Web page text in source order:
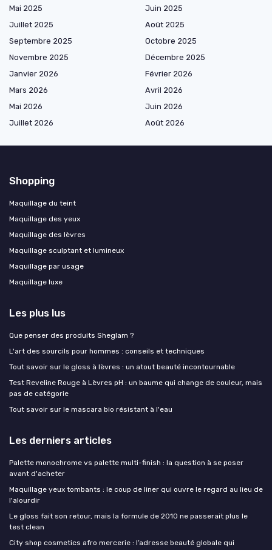
Mai 2025
Juin 2025
Juillet 2025
Août 2025
Septembre 2025
Octobre 2025
Novembre 2025
Décembre 2025
Janvier 2026
Février 2026
Mars 2026
Avril 2026
Mai 2026
Juin 2026
Juillet 2026
Août 2026
Shopping
Maquillage du teint
Maquillage des yeux
Maquillage des lèvres
Maquillage sculptant et lumineux
Maquillage par usage
Maquillage luxe
Les plus lus
Que penser des produits Sheglam ?
L'art des sourcils pour hommes : conseils et techniques
Tout savoir sur le gloss à lèvres : un atout beauté incontournable
Test Reveline Rouge à Lèvres pH : un baume qui change de couleur, mais
pas de catégorie
Tout savoir sur le mascara bio résistant à l'eau
Les derniers articles
Palette monochrome vs palette multi-finish : la question à se poser
avant d'acheter
Maquillage yeux tombants : le coup de liner qui ouvre le regard au lieu de
l'alourdir
Le gloss fait son retour, mais la formule de 2010 ne passerait plus le
test clean
City shop cosmetics afro mercerie : l’adresse beauté globale qui